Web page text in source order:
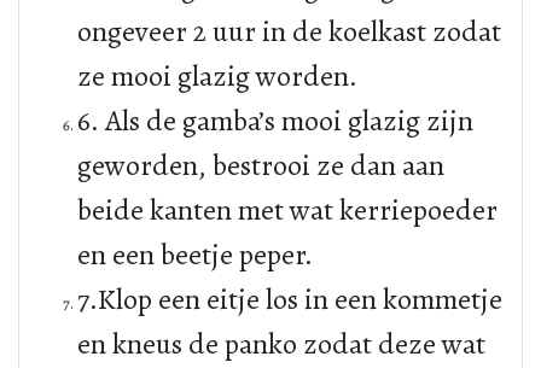
ongeveer 2 uur in de koelkast zodat
ze mooi glazig worden.
6. Als de gamba’s mooi glazig zijn
geworden, bestrooi ze dan aan
beide kanten met wat kerriepoeder
en een beetje peper.
7.Klop een eitje los in een kommetje
en kneus de panko zodat deze wat